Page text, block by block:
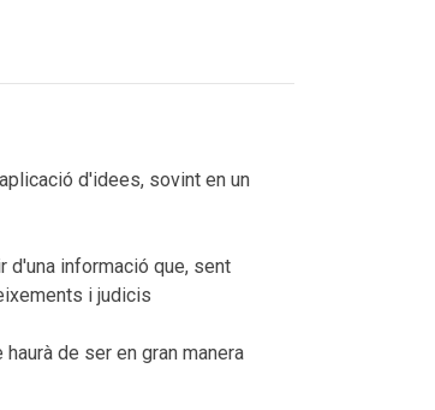
d'idees, sovint en un
d'una informació que, sent
i judicis
de ser en gran manera